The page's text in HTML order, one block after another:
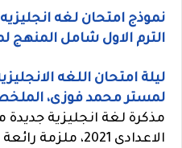
نموذج امتحان لغه
الترم الاول شامل المنهج
لمستر محمد فوزى، الملخص في 5
مذكرة لغة انجليزية
الاعدادى 2021،